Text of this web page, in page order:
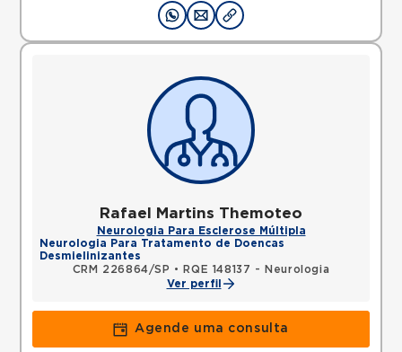
Rafael Martins Themoteo
Neurologia Para Esclerose Múltipla
Neurologia Para Tratamento de Doencas
Desmielinizantes
CRM 226864/SP •
RQE 148137 - Neurologia
Ver perfil
Agende uma consulta